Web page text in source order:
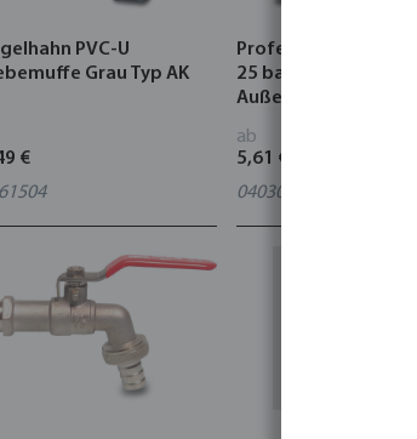
PVC-U
Grau Typ AK
€
Profec Kugelhahn
25 bar Innengewinde
Außengewinde Typ
ab
5,61 €
0403018